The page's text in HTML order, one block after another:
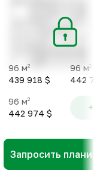
96 м2
439 918 $
96 м2
442
96 м2
442 974 $
Запросить